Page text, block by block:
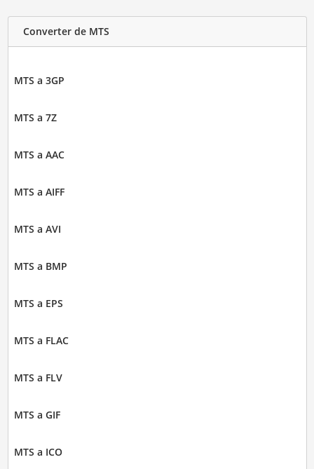
Converter de MTS
MTS a 3GP
MTS a 7Z
MTS a AAC
MTS a AIFF
MTS a AVI
MTS a BMP
MTS a EPS
MTS a FLAC
MTS a FLV
MTS a GIF
MTS a ICO